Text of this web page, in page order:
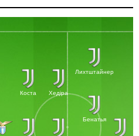
Лихтштайнер
Бенатья
Хедіра
Коста